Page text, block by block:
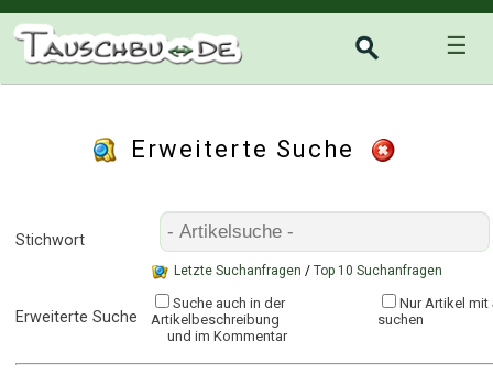
☰
Erweiterte Suche
Stichwort
Letzte Suchanfragen / Top 10 Suchanfragen
Erweiterte Suche
Suche auch in der
Artikelbeschreibung
und im Kommentar
Nur Artikel
suchen